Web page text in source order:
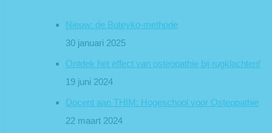
Nieuw: de Buteyko-methode
30 januari 2025
Ontdek het effect van osteopathie bij rugklachten!
19 juni 2024
Docent aan THIM: Hogeschool voor Osteopathie
22 maart 2024